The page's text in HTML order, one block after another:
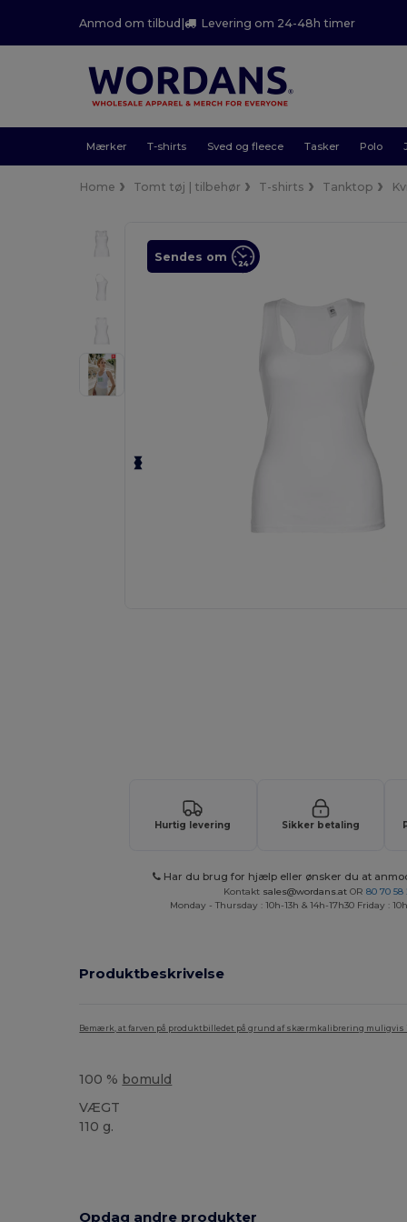
Anmod om tilbud| Levering om 24-48h timer
Mærker T-shirts Sved og fleece Tasker Polo
Home Tomt tøj | tilbehør T-shirts Tanktop
Sendes om
Hurtig levering Sikker betaling
Har du brug for hjælp eller ønsker du at
Kontakt sales@wordans.at OR80 70 58
Monday - Thursday : 10h-13h & 14h-17h30 Friday :
Produktbeskrivelse
Bemærk, at farven på produktbilledet på grund af skærmkalibrering
100 % bomuld
VÆGT
110 g.
Opdag andre produkter
Tilpas